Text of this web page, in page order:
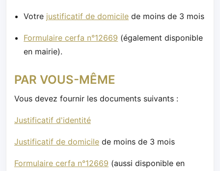
Votre justificatif de domicile de moins de 3 mois
Formulaire cerfa n°12669 (également disponible
en mairie).
PAR VOUS-MÊME
Vous devez fournir les documents suivants :
Justificatif d'identité
Justificatif de domicile de moins de 3 mois
Formulaire cerfa n°12669 (aussi disponible en